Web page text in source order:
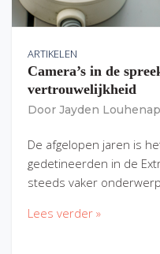
ARTIKELEN
Camera’s in de
vertrouwelijkheid
Door Jayden
De afgelopen jaren is
gedetineerden in de
steeds vaker onderwerp
Lees verder »